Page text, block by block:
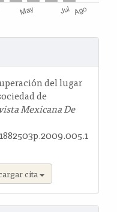
del lugar
de
Mexicana De
cita